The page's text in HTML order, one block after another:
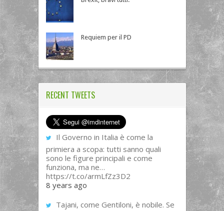
Requiem per il PD
RECENT TWEETS
Il Governo in Italia è come la
primiera a scopa: tutti sanno quali
sono le figure principali e come
funziona, ma ne…
https://t.co/armLfZz3D2
8 years ago
Tajani, come Gentiloni, è nobile. Se